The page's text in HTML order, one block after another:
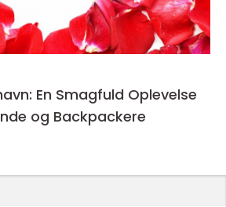
En Smagfuld Oplevelse
og Backpackere